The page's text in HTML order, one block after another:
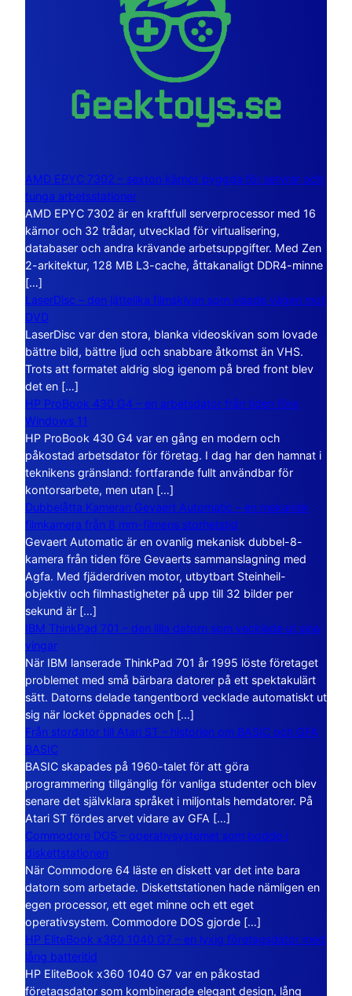
AMD EPYC 7302 – sexton kärnor byggda för servrar och
tunga arbetsstationer
AMD EPYC 7302 är en kraftfull serverprocessor med 16
kärnor och 32 trådar, utvecklad för virtualisering,
databaser och andra krävande arbetsuppgifter. Med Zen
2-arkitektur, 128 MB L3-cache, åttakanaligt DDR4-minne
[…]
LaserDisc – den jättelika filmskivan som visade vägen mot
DVD
LaserDisc var den stora, blanka videoskivan som lovade
bättre bild, bättre ljud och snabbare åtkomst än VHS.
Trots att formatet aldrig slog igenom på bred front blev
det en […]
HP ProBook 430 G4 – en arbetsdator från tiden före
Windows 11
HP ProBook 430 G4 var en gång en modern och
påkostad arbetsdator för företag. I dag har den hamnat i
teknikens gränsland: fortfarande fullt användbar för
kontorsarbete, men utan […]
Dubbelåtta Kameran Gevaert Automatic – en mekanisk
filmkamera från 8 mm-filmens storhetstid
Gevaert Automatic är en ovanlig mekanisk dubbel-8-
kamera från tiden före Gevaerts sammanslagning med
Agfa. Med fjäderdriven motor, utbytbart Steinheil-
objektiv och filmhastigheter på upp till 32 bilder per
sekund är […]
IBM ThinkPad 701 – den lilla datorn som vecklade ut sina
vingar
När IBM lanserade ThinkPad 701 år 1995 löste företaget
problemet med små bärbara datorer på ett spektakulärt
sätt. Datorns delade tangentbord vecklade automatiskt ut
sig när locket öppnades och […]
Från stordator till Atari ST – historien om BASIC och GFA
BASIC
BASIC skapades på 1960-talet för att göra
programmering tillgänglig för vanliga studenter och blev
senare det självklara språket i miljontals hemdatorer. På
Atari ST fördes arvet vidare av GFA […]
Commodore DOS – operativsystemet som bodde i
diskettstationen
När Commodore 64 läste en diskett var det inte bara
datorn som arbetade. Diskettstationen hade nämligen en
egen processor, ett eget minne och ett eget
operativsystem. Commodore DOS gjorde […]
HP EliteBook x360 1040 G7 – en lyxig företagsdator med
lång batteritid
HP EliteBook x360 1040 G7 var en påkostad
företagsdator som kombinerade elegant design, lång